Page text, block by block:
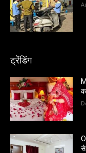
ट्रेंडिंग
से